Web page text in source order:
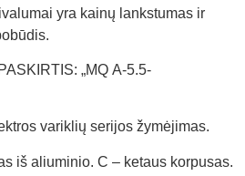
yra kainų lankstumas ir
„MQ A-5.5-
variklių serijos žymėjimas.
iš aliuminio. C – ketaus korpusas.